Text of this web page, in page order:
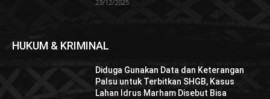
23/12/2025
HUKUM & KRIMINAL
Diduga Gunakan Data dan Keterangan
Palsu untuk Terbitkan SHGB, Kasus
Lahan Idrus Marham Disebut Bisa